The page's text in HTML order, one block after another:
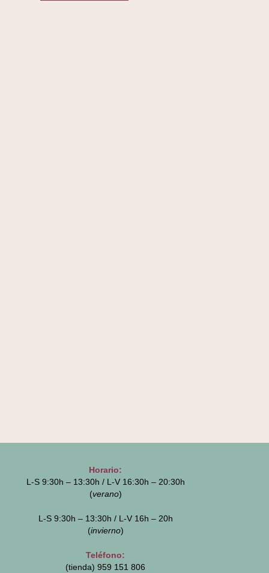
Horario:
L-S 9:30h – 13:30h / L-V 16:30h – 20:30h
(verano)
L-S 9:30h – 13:30h / L-V 16h – 20h
(invierno)
Teléfono:
(tienda) 959 151 806